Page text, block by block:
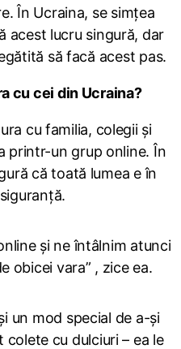
În Ucraina, se simțea
lucru singură, dar
să facă acest pas.
cu cei din Ucraina?
cu familia, colegii și
printr-un grup online. În
că toată lumea e în
și ne întâlnim atunci
obicei vara” , zice ea.
un mod special de a-și
cu dulciuri – ea le